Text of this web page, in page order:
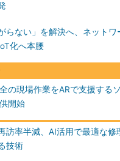
らない」を解決へ、ネット
化へ本腰
の現場作業をARで支援する
開始
訪率半減、AI活用で最適な修
技術